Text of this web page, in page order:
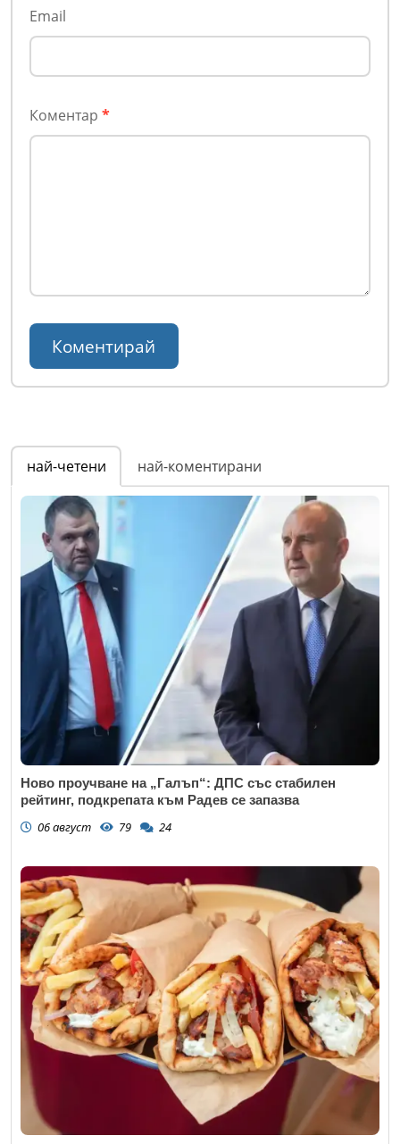
Email
Коментар *
най-четени най-коментирани
Ново проучване на „Галъп“: ДПС със стабилен
рейтинг, подкрепата към Радев се запазва
06 август 79 24